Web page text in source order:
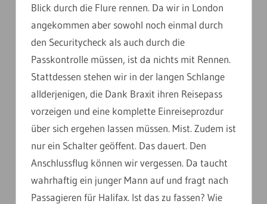
Blick durch die Flure rennen. Da wir in London
angekommen aber sowohl noch einmal durch
den Securitycheck als auch durch die
Passkontrolle müssen, ist da nichts mit Rennen.
Stattdessen stehen wir in der langen Schlange
allderjenigen, die Dank Braxit ihren Reisepass
vorzeigen und eine komplette Einreiseprozdur
über sich ergehen lassen müssen. Mist. Zudem ist
nur ein Schalter geöffent. Das dauert. Den
Anschlussflug können wir vergessen. Da taucht
wahrhaftig ein junger Mann auf und fragt nach
Passagieren für Halifax. Ist das zu fassen? Wie